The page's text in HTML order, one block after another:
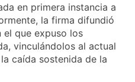
en primera instancia a
la firma difundió
el que expuso los
vinculándolos al actual
caída sostenida de la